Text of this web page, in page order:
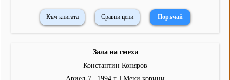
Към книгата Сравни цени
Зала на смеха
Константин Коняров